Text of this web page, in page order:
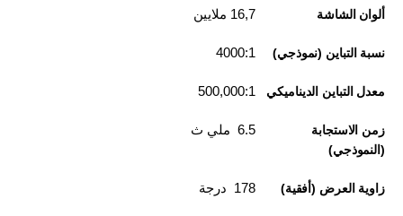
ألوان الشاشة 16,7 ملايين
نسبة التباين (نموذجي) 4000:1
معدل التباين الديناميكي 500,000:1
زمن الاستجابة
(النموذجي)
6.5 ملي ث
زاوية العرض (أفقية) 178 درجة